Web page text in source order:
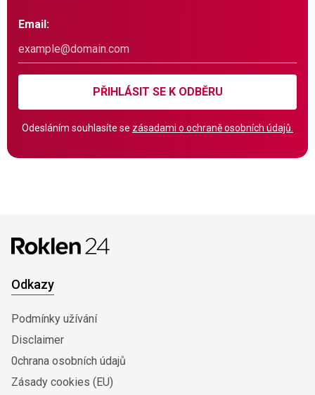
Email:
PŘIHLÁSIT SE K ODBĚRU
Odesláním souhlasíte se zásadami o ochraně osobních údajů.
Odkazy
Podmínky užívání
Disclaimer
0chrana osobních údajů
Zásady cookies (EU)